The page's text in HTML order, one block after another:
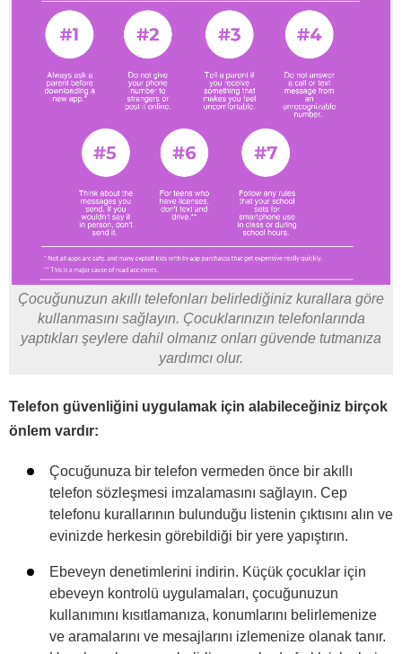
Çocuğunuzun akıllı telefonları belirlediğiniz kurallara göre
kullanmasını sağlayın. Çocuklarınızın telefonlarında
yaptıkları şeylere dahil olmanız onları güvende tutmanıza
yardımcı olur.
Telefon güvenliğini uygulamak için alabileceğiniz birçok
önlem vardır:
Çocuğunuza bir telefon vermeden önce bir akıllı
telefon sözleşmesi imzalamasını sağlayın. Cep
telefonu kurallarının bulunduğu listenin çıktısını alın ve
evinizde herkesin görebildiği bir yere yapıştırın.
Ebeveyn denetimlerini indirin. Küçük çocuklar için
ebeveyn kontrolü uygulamaları, çocuğunuzun
kullanımını kısıtlamanıza, konumlarını belirlemenize
ve aramalarını ve mesajlarını izlemenize olanak tanır.